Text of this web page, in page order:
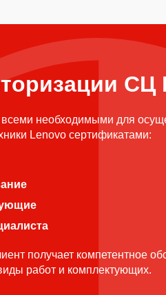
СЦ
необходимыми для
Lenovo сертификатами:
получает компетентное
работ и комплектующих.